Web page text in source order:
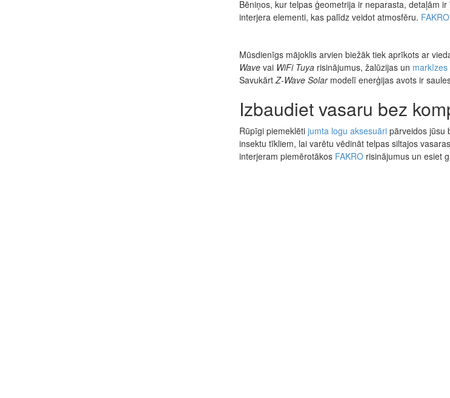
Bēniņos, kur telpas ģeometrija ir neparasta, detaļām
interjera elementi, kas palīdz veidot atmosfēru. FAKRO
Mūsdienīgs mājoklis arvien biežāk tiek aprīkots ar
Wavevai WiFi Tuyarisinājumus, žalūzijas un markīzes
SavukārtZ‑Wave Solarmodelī enerģijas avots ir
Izbaudiet vasaru bez
Rūpīgi piemeklēti jumta logu aksesuāripārveidos jūsu
insektu tīkliem, lai varētu vēdināt telpas siltajos
interjeram piemērotākos FAKROrisinājumus un esiet